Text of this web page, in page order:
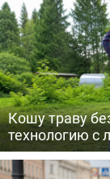
Кошу траву
технологию с